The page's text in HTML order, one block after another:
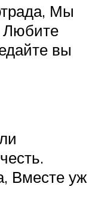
Мы
Любите
вы
Вместе уж